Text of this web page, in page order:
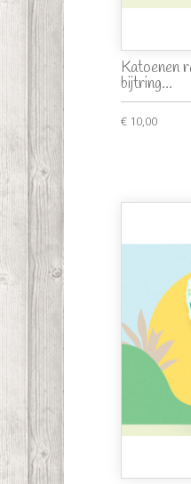
Katoenen
bijtring...
€ 10,00